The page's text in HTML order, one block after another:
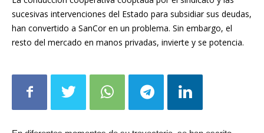
La conducción cooperativa cooptada por el sindicato y las
sucesivas intervenciones del Estado para subsidiar sus deudas,
han convertido a SanCor en un problema. Sin embargo, el